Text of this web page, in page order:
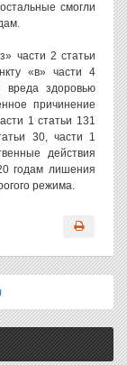
смогли
части 2 статьи
«в» части 4
вреда здоровью
причинение
1 статьи 131
30, части 1
действия
годам лишения
режима.